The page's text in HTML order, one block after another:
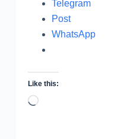
Telegram
Post
WhatsApp
Like this:
Loading…